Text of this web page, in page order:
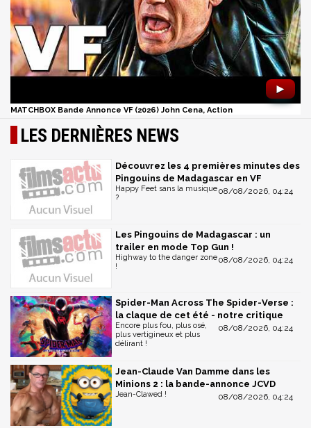
►
MATCHBOX Bande Annonce VF (2026) John Cena, Action
LES DERNIÈRES NEWS
Découvrez les 4 premières minutes des
Pingouins de Madagascar en VF
08/08/2026, 04:24
Happy Feet sans la musique
?
Les Pingouins de Madagascar : un
trailer en mode Top Gun !
08/08/2026, 04:24
Highway to the danger zone
!
Spider-Man Across The Spider-Verse :
la claque de cet été - notre critique
08/08/2026, 04:24
Encore plus fou, plus osé,
plus vertigineux et plus
délirant !
Jean-Claude Van Damme dans les
Minions 2 : la bande-annonce JCVD
08/08/2026, 04:24
Jean-Clawed !